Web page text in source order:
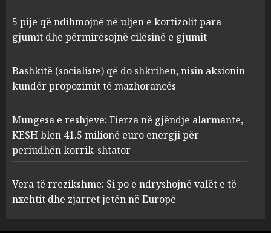
3
Bashkitë (socialiste) që do
shkrihen, nisin aksionin
kundër propozimit të
mazhorancës
4
Mungesa e reshjeve: Fierza në
gjëndje alarmante, KESH blen
41.5 milionë euro energji për
AUGUST 6, 2026
5 pije që ndihmojnë në uljen e kortizolit para
gjumit dhe përmirësojnë cilësinë e gjumit
Bashkitë (socialiste) që do shkrihen, nisin aksionin
kundër propozimit të mazhorancës
Mungesa e reshjeve: Fierza në gjëndje alarmante,
KESH blen 41.5 milionë euro energji për
periudhën korrik-shtator
Vera të rrezikshme: Si po e ndryshojnë valët e të
nxehtit dhe zjarret jetën në Europë